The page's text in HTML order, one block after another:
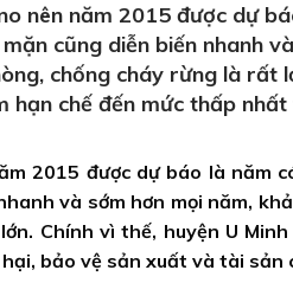
nên năm 2015 được dự
cũng diễn biến nhanh
chống cháy rừng là rất
hạn chế đến mức thấp
2015 được dự báo là năm
và sớm hơn mọi năm,
Chính vì thế, huyện U
bảo vệ sản xuất và tài sản